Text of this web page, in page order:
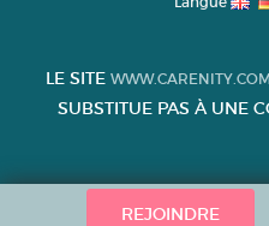
REJOINDRE
LE SITE WWW.CARENITY.COM
SUBSTITUE PAS À UNE